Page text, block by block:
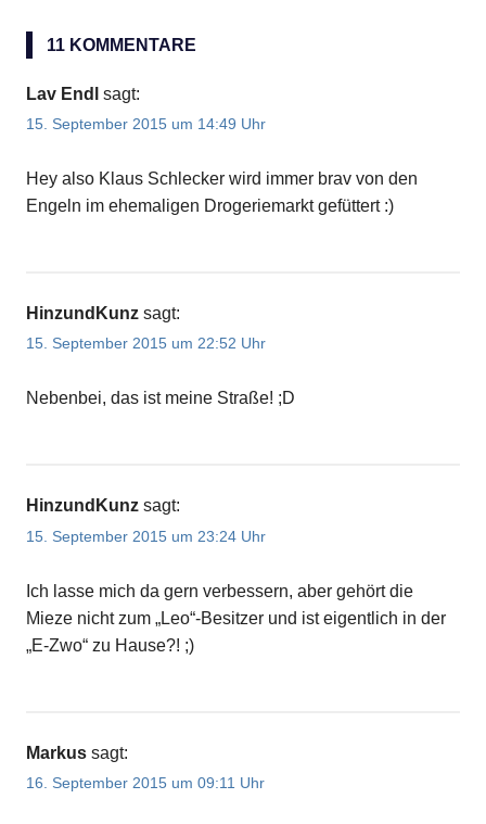
11 KOMMENTARE
Lav Endl sagt:
15. September 2015 um 14:49 Uhr
Hey also Klaus Schlecker wird immer brav von den
Engeln im ehemaligen Drogeriemarkt gefüttert :)
HinzundKunz sagt:
15. September 2015 um 22:52 Uhr
Nebenbei, das ist meine Straße! ;D
HinzundKunz sagt:
15. September 2015 um 23:24 Uhr
Ich lasse mich da gern verbessern, aber gehört die
Mieze nicht zum „Leo“-Besitzer und ist eigentlich in der
„E-Zwo“ zu Hause?! ;)
Markus sagt:
16. September 2015 um 09:11 Uhr